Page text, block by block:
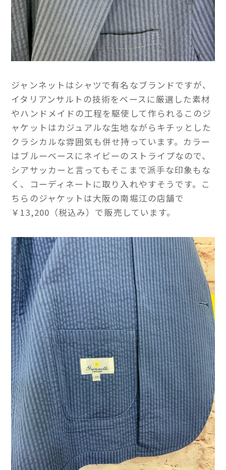
ジャンネットはシャツで有名なブランドですが、
イタリアンサルトの技術をベースに厳選した素材
やハンドメイドの工程を駆使して作られるこのジ
ャケットはカジュアルな生地ながらキチッとした
クラシカルな雰囲気も併せ持っています。カラー
はブルーベースにネイビーのストライプなので、
シアサッカーと言ってもそこまで派手な印象もな
く、コーディネートに取り入れやすそうです。こ
ちらのジャケットは大阪の南堀江の店舗で
￥13,200（税込み）で販売しています。